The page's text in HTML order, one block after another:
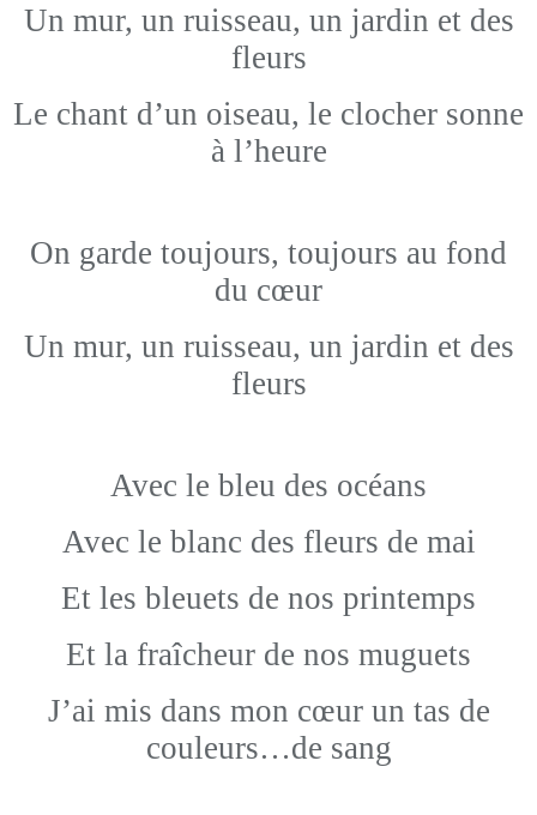
Un mur, un ruisseau, un jardin et des
fleurs
Le chant d’un oiseau, le clocher sonne
à l’heure
On garde toujours, toujours au fond
du cœur
Un mur, un ruisseau, un jardin et des
fleurs
Avec le bleu des océans
Avec le blanc des fleurs de mai
Et les bleuets de nos printemps
Et la fraîcheur de nos muguets
J’ai mis dans mon cœur un tas de
couleurs…de sang